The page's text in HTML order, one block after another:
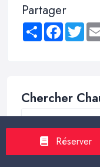
Partager
Share Facebook
Chercher
Réserver